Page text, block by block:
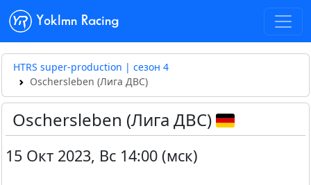
Yoklmn Racing
HTRS super-production | сезон 4
Oschersleben (Лига ДВС)
Oschersleben (Лига ДВС)
15 Окт 2023, Вс 14:00 (мск)